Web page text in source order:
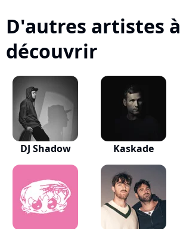
D'autres artistes à
découvrir
DJ Shadow Kaskade